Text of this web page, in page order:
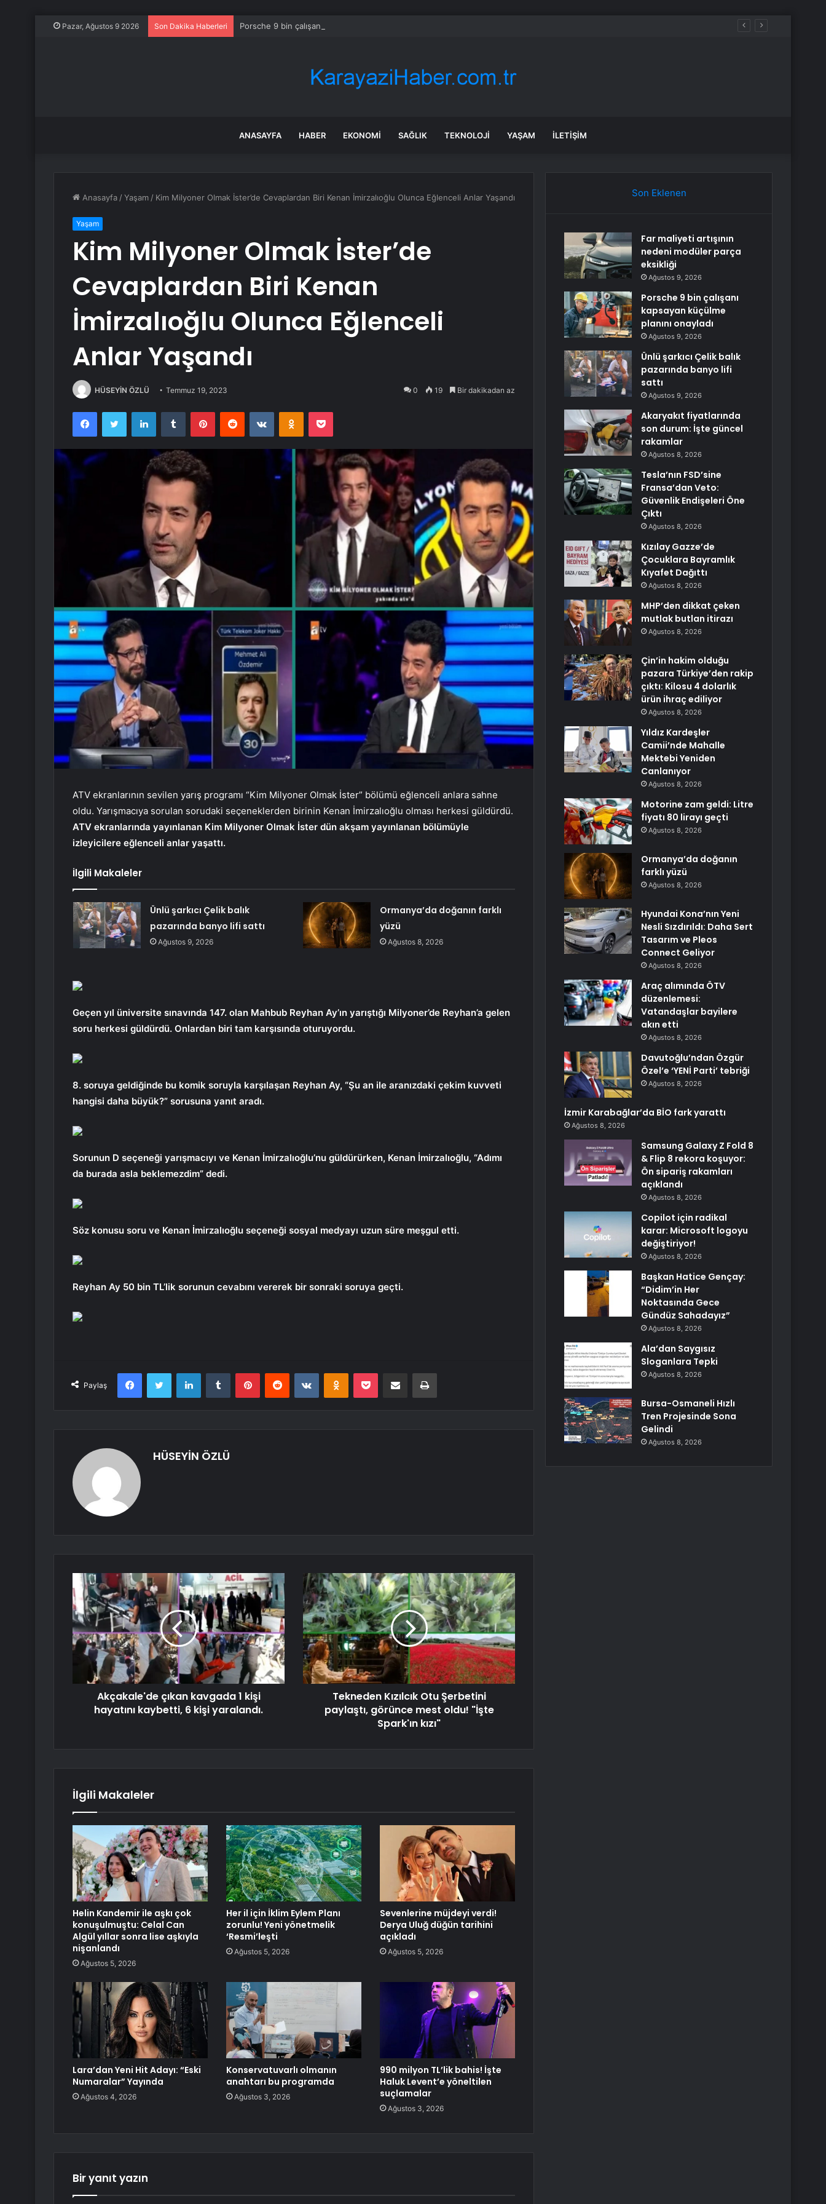
Pazar, Ağustos 9 2026 Son Dakika Haberleri Porsche 9 bin çalışanı kapsayan küçülme planını onayladı
ANASAYFA HABER EKONOMI SAĞLIK TEKNOLOJI YAŞAM İLETIŞIM
Anasayfa /Yaşam / Kim Milyoner Olmak İster’de Cevaplardan Biri Kenan İmirzalıoğlu Olunca Eğlenceli Anlar Yaşandı
Yaşam
Kim Milyoner Olmak İster’de
Cevaplardan Biri Kenan
İmirzalıoğlu Olunca Eğlenceli
Anlar Yaşandı
HÜSEYİN ÖZLÜ Temmuz 19, 2023 0 19 Bir dakikadan az
FacebookTwitter LinkedInTumblr PinterestReddit VKontakteOdnoklassniki
Pocket
ATV ekranlarının sevilen yarış programı “Kim Milyoner Olmak İster” bölümü eğlenceli anlara sahne
oldu. Yarışmacıya sorulan sorudaki seçeneklerden birinin Kenan İmirzalıoğlu olması herkesi güldürdü.
ATV ekranlarında yayınlanan Kim Milyoner Olmak İster dün akşam yayınlanan bölümüyle
izleyicilere eğlenceli anlar yaşattı.
İlgili Makaleler
Ünlü şarkıcı Çelik balık
pazarında banyo lifi sattı
Ağustos 9, 2026
Ormanya’da doğanın farklı
yüzü
Ağustos 8, 2026
Geçen yıl üniversite sınavında 147. olan Mahbub Reyhan Ay’ın yarıştığı Milyoner’de Reyhan’a gelen
soru herkesi güldürdü. Onlardan biri tam karşısında oturuyordu.
8. soruya geldiğinde bu komik soruyla karşılaşan Reyhan Ay, “Şu an ile aranızdaki çekim kuvveti
hangisi daha büyük?” sorusuna yanıt aradı.
Sorunun D seçeneği yarışmacıyı ve Kenan İmirzalıoğlu’nu güldürürken, Kenan İmirzalıoğlu, “Adımı
da burada asla beklemezdim” dedi.
Söz konusu soru ve Kenan İmirzalıoğlu seçeneği sosyal medyayı uzun süre meşgul etti.
Reyhan Ay 50 bin TL’lik sorunun cevabını vererek bir sonraki soruya geçti.
Paylaş
FacebookTwitter LinkedInTumblr PinterestReddit VKontakteOdnoklassniki
Pocket E-Posta ile paylaş Yazdır
HÜSEYİN ÖZLÜ
Akçakale'de çıkan kavgada 1 kişi
hayatını kaybetti, 6 kişi yaralandı.
Tekneden Kızılcık Otu Şerbetini
paylaştı, görünce mest oldu! "İşte
Spark'ın kızı"
İlgili Makaleler
Helin Kandemir ile aşkı çok
konuşulmuştu: Celal Can
Algül yıllar sonra lise aşkıyla
nişanlandı
Ağustos 5, 2026
Her il için İklim Eylem Planı
zorunlu! Yeni yönetmelik
‘Resmi’leşti
Ağustos 5, 2026
Sevenlerine müjdeyi verdi!
Derya Uluğ düğün tarihini
açıkladı
Ağustos 5, 2026
Lara’dan Yeni Hit Adayı: “Eski
Numaralar” Yayında
Ağustos 4, 2026
Konservatuvarlı olmanın
anahtarı bu programda
Ağustos 3, 2026
990 milyon TL’lik bahis! İşte
Haluk Levent’e yöneltilen
suçlamalar
Ağustos 3, 2026
Bir yanıt yazın
Son Eklenen
Far maliyeti artışının
nedeni modüler parça
eksikliği
Ağustos 9, 2026
Porsche 9 bin çalışanı
kapsayan küçülme
planını onayladı
Ağustos 9, 2026
Ünlü şarkıcı Çelik balık
pazarında banyo lifi
sattı
Ağustos 9, 2026
Akaryakıt fiyatlarında
son durum: İşte güncel
rakamlar
Ağustos 8, 2026
Tesla’nın FSD’sine
Fransa’dan Veto:
Güvenlik Endişeleri Öne
Çıktı
Ağustos 8, 2026
Kızılay Gazze’de
Çocuklara Bayramlık
Kıyafet Dağıttı
Ağustos 8, 2026
MHP’den dikkat çeken
mutlak butlan itirazı
Ağustos 8, 2026
Çin’in hakim olduğu
pazara Türkiye’den rakip
çıktı: Kilosu 4 dolarlık
ürün ihraç ediliyor
Ağustos 8, 2026
Yıldız Kardeşler
Camii’nde Mahalle
Mektebi Yeniden
Canlanıyor
Ağustos 8, 2026
Motorine zam geldi: Litre
fiyatı 80 lirayı geçti
Ağustos 8, 2026
Ormanya’da doğanın
farklı yüzü
Ağustos 8, 2026
Hyundai Kona’nın Yeni
Nesli Sızdırıldı: Daha Sert
Tasarım ve Pleos
Connect Geliyor
Ağustos 8, 2026
Araç alımında ÖTV
düzenlemesi:
Vatandaşlar bayilere
akın etti
Ağustos 8, 2026
Davutoğlu’ndan Özgür
Özel’e ‘YENİ Parti’ tebriği
Ağustos 8, 2026
İzmir Karabağlar’da BİO fark yarattı
Ağustos 8, 2026
Samsung Galaxy Z Fold 8
& Flip 8 rekora koşuyor:
Ön sipariş rakamları
açıklandı
Ağustos 8, 2026
Copilot için radikal
karar: Microsoft logoyu
değiştiriyor!
Ağustos 8, 2026
Başkan Hatice Gençay:
“Didim’in Her
Noktasında Gece
Gündüz Sahadayız”
Ağustos 8, 2026
Ala’dan Saygısız
Sloganlara Tepki
Ağustos 8, 2026
Bursa-Osmaneli Hızlı
Tren Projesinde Sona
Gelindi
Ağustos 8, 2026